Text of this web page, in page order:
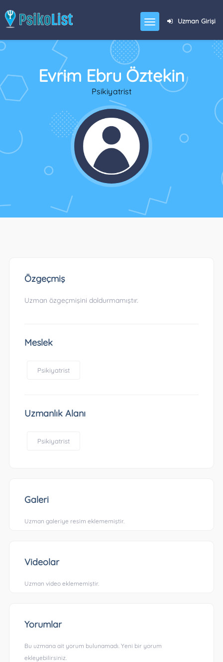
Uzman Girişi
Evrim Ebru Öztekin
Psikiyatrist
Özgeçmiş
Uzman özgeçmişini doldurmamıştır.
Meslek
Psikiyatrist
Uzmanlık Alanı
Psikiyatrist
Galeri
Uzman galeriye resim eklememiştir.
Videolar
Uzman video eklememiştir.
Yorumlar
Bu uzmana ait yorum bulunamadı. Yeni bir yorum
ekleyebilirsiniz.